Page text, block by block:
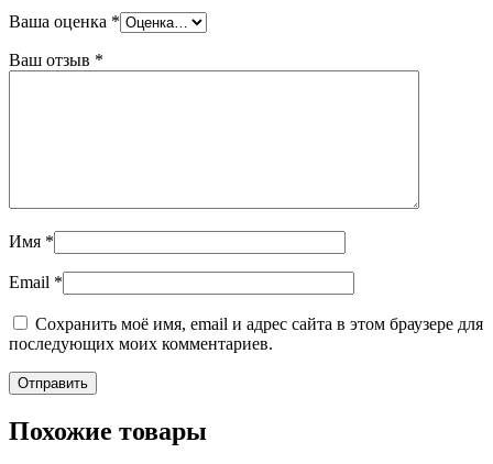
Ваша оценка *
Ваш отзыв *
Имя *
Email *
Сохранить моё имя, email и адрес сайта в этом браузере для
последующих моих комментариев.
Похожие товары